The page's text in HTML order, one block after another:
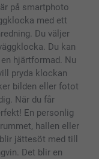
på smartphoto
med ett
Du väljer
Du kan
hjärtformad. Nu
pryda klockan
bilden eller fotot
När du får
En personlig
hallen eller
jättesöt med till
Det blir en